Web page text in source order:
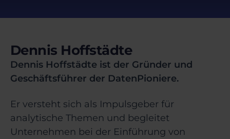
Dennis Hoffstädte
Dennis Hoffstädte ist der Gründer und
Geschäftsführer der DatenPioniere.
Er versteht sich als Impulsgeber für
analytische Themen und begleitet
Unternehmen bei der Einführung von